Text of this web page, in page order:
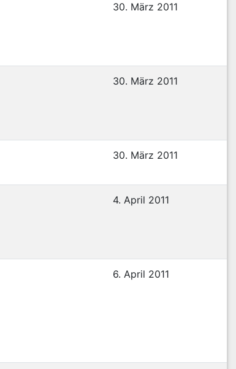
30. März 2011
30. März 2011
30. März 2011
4. April 2011
6. April 2011